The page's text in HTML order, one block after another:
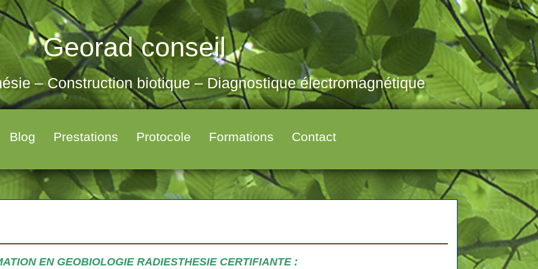
Georad conseil
– Construction biotique – Diagnostique électromagnétique
Blog Prestations Protocole Formations Contact
EN GEOBIOLOGIE RADIESTHESIE CERTIFIANTE :